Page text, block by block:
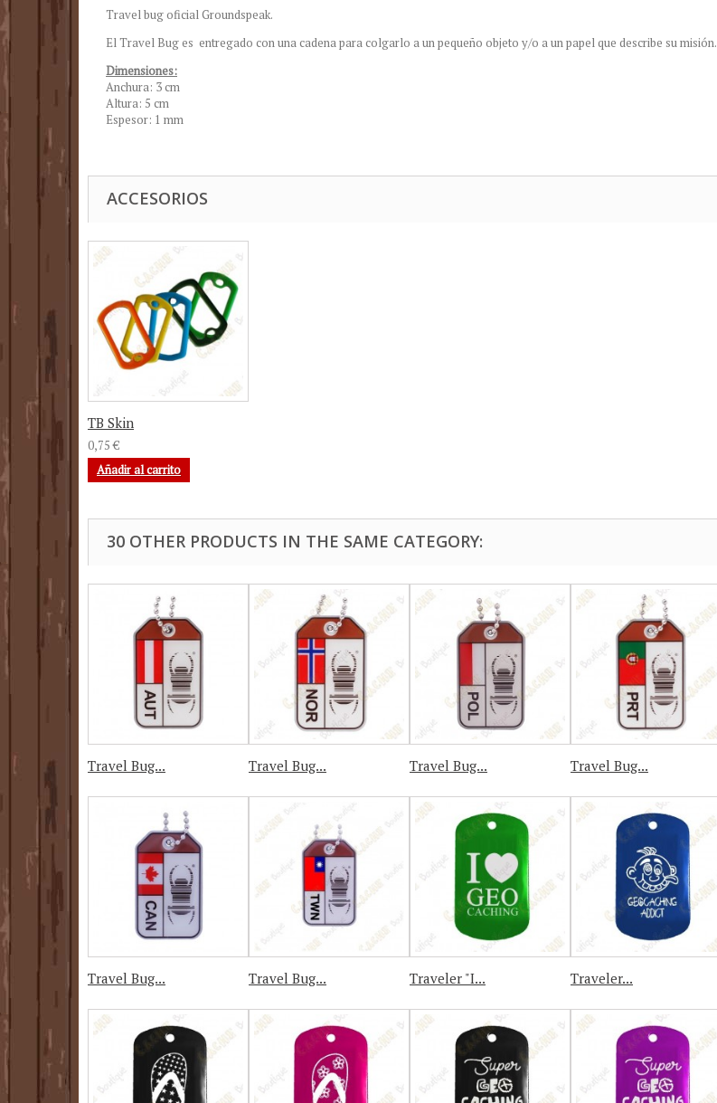
Travel bug oficial Groundspeak.
El Travel Bug es entregado con una cadena para colgarlo a un pequeño objeto y/o a un papel que describe su misión.
Dimensiones:
Anchura: 3 cm
Altura: 5 cm
Espesor: 1 mm
ACCESORIOS
TB Skin
0,75 €
Añadir al carrito
30 OTHER PRODUCTS IN THE SAME CATEGORY:
Travel Bug... Travel Bug... Travel Bug... Travel Bug...
Travel Bug... Travel Bug... Traveler "I... Traveler...